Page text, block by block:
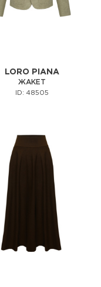
LORO PIANA
ЖАКЕТ
ID: 48505